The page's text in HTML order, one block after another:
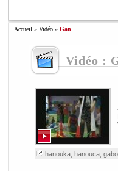
Accueil » Vidéo» Gan
Vidéo :
hanouka, hanouca,